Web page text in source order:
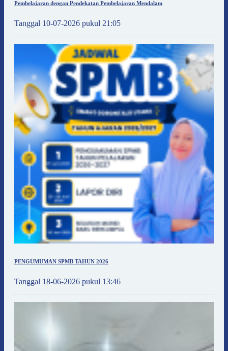
Pembelajaran dengan Pendekatan Pembelajaran Mendalam
Tanggal 10-07-2026 pukul 21:05
PENGUMUMAN SPMB TAHUN 2026
Tanggal 18-06-2026 pukul 13:46